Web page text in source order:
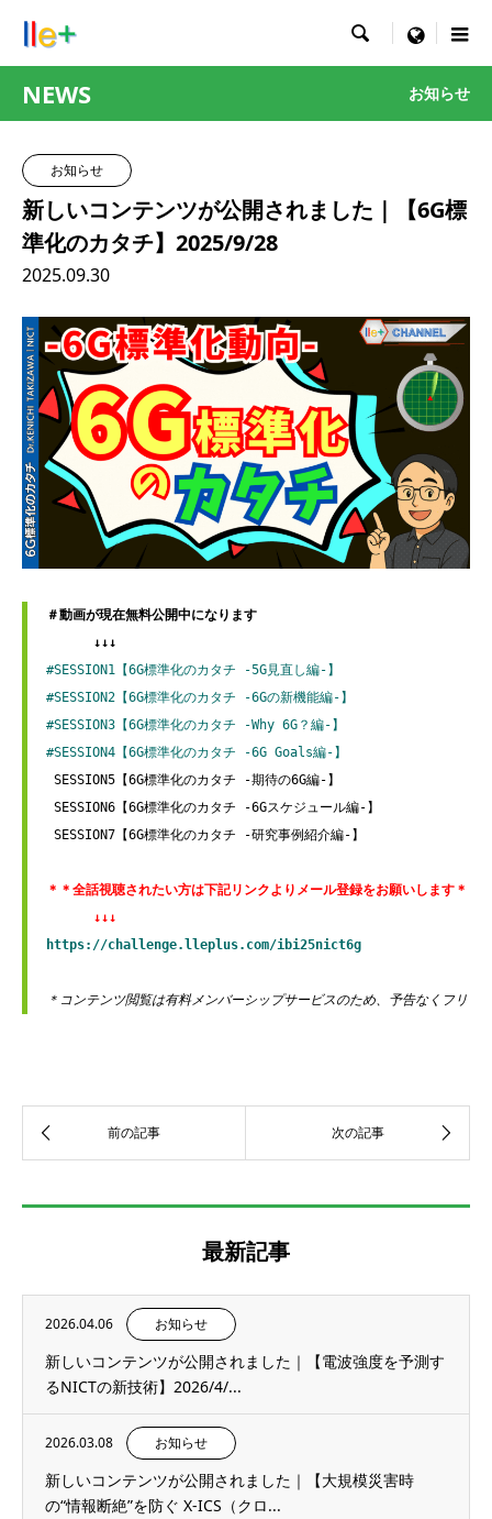
 menu
NEWS お知らせ
お知らせ
新しいコンテンツが公開されました｜【6G標
準化のカタチ】2025/9/28
2025.09.30
＃動画が現在無料公開中になります
↓↓↓
#SESSION1 【6G標準化のカタチ ‐5G見直し編-】
#SESSION2【6G標準化のカタチ ‐6Gの新機能編-】
#SESSION3 【6G標準化のカタチ ‐Why 6G？編-】
#SESSION4【6G標準化のカタチ ‐6G Goals編-】
SESSION5【6G標準化のカタチ ‐期待の6G編-】
SESSION6【6G標準化のカタチ ‐6Gスケジュール編-】
SESSION7【6G標準化のカタチ ‐研究事例紹介編-】
https://challenge.lleplus.com/ibi25nict6g
＊コンテンツ閲覧は有料メンバーシップサービスのため、予告なくフリ
最新記事
2026.04.06 お知らせ
新しいコンテンツが公開されました｜【電波強度を予測す
るNICTの新技術】2026/4/...
2026.03.08 お知らせ
新しいコンテンツが公開されました｜【大規模災害時
の“情報断絶”を防ぐ X-ICS（クロ...